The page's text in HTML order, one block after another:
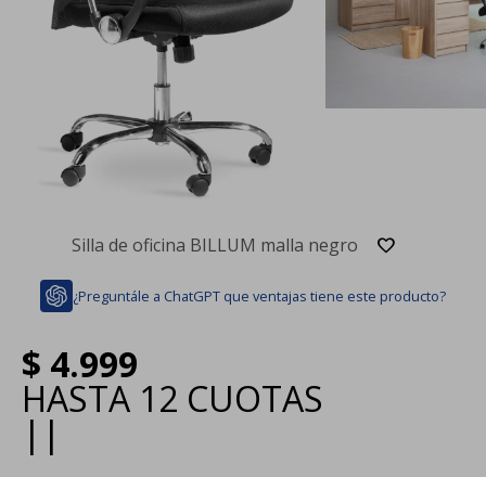
Silla de oficina BILLUM malla negro
¿Preguntále a ChatGPT que ventajas tiene este producto?
$ 4.999
HASTA 12 CUOTAS
| |